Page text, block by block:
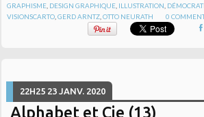
GRAPHISME DESIGN GRAPHIQUE ILLUSTRATION
VISIONSCARTO ,GERD ARNTZ ,OTTO NEURATH 0
22H25 23 JANV. 2020
Alphabet et Cie (13)